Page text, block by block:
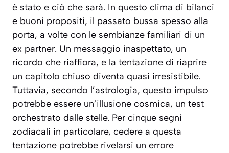
è stato e ciò che sarà. In questo clima di bilanci
e buoni propositi, il passato bussa spesso alla
porta, a volte con le sembianze familiari di un
ex partner. Un messaggio inaspettato, un
ricordo che riaffiora, e la tentazione di riaprire
un capitolo chiuso diventa quasi irresistibile.
Tuttavia, secondo l’astrologia, questo impulso
potrebbe essere un’illusione cosmica, un test
orchestrato dalle stelle. Per cinque segni
zodiacali in particolare, cedere a questa
tentazione potrebbe rivelarsi un errore